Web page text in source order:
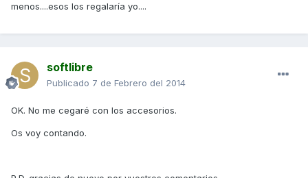
menos....esos los regalaría yo....
softlibre
Publicado 7 de Febrero del 2014
OK. No me cegaré con los accesorios.
Os voy contando.